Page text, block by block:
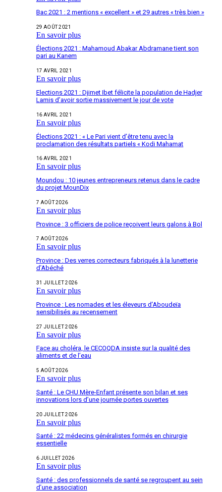
Bac 2021 : 2 mentions « excellent » et 29 autres « très bien »
29 AOÛT 2021
En savoir plus
Élections 2021 : Mahamoud Abakar Abdramane tient son
pari au Kanem
17 AVRIL 2021
En savoir plus
Elections 2021 : Djimet Ibet félicite la population de Hadjer
Lamis d’avoir sortie massivement le jour de vote
16 AVRIL 2021
En savoir plus
Élections 2021 : « Le Pari vient d’être tenu avec la
proclamation des résultats partiels « Kodi Mahamat
16 AVRIL 2021
En savoir plus
Moundou : 10 jeunes entrepreneurs retenus dans le cadre
du projet MounDix
7 AOÛT 2026
En savoir plus
Province : 3 officiers de police reçoivent leurs galons à Bol
7 AOÛT 2026
En savoir plus
Province : Des verres correcteurs fabriqués à la lunetterie
d’Abéché
31 JUILLET 2026
En savoir plus
Province : Les nomades et les éleveurs d’Aboudeïa
sensibilisés au recensement
27 JUILLET 2026
En savoir plus
Face au choléra, le CECOQDA insiste sur la qualité des
aliments et de l’eau
5 AOÛT 2026
En savoir plus
Santé : Le CHU Mère-Enfant présente son bilan et ses
innovations lors d’une journée portes ouvertes
20 JUILLET 2026
En savoir plus
Santé : 22 médecins généralistes formés en chirurgie
essentielle
6 JUILLET 2026
En savoir plus
Santé : des professionnels de santé se regroupent au sein
d’une association